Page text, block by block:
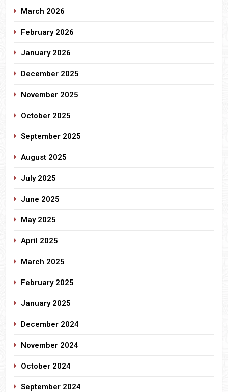
March 2026
February 2026
January 2026
December 2025
November 2025
October 2025
September 2025
August 2025
July 2025
June 2025
May 2025
April 2025
March 2025
February 2025
January 2025
December 2024
November 2024
October 2024
September 2024